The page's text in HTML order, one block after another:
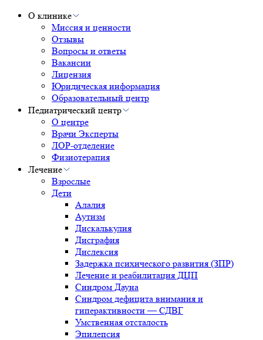
О клинике
Миссия и ценности
Отзывы
Вопросы и ответы
Вакансии
Лицензия
Юридическая информация
Образовательный центр
Педиатрический центр
О центре
Врачи Эксперты
ЛОР-отделение
Физиотерапия
Лечение
Взрослые
Дети
Алалия
Аутизм
Дискалькулия
Дисграфия
Дислексия
Задержка психического развития (ЗПР)
Лечение и реабилитация ДЦП
Синдром Дауна
Синдром дефицита внимания и
гиперактивности — СДВГ
Умственная отсталость
Эпилепсия